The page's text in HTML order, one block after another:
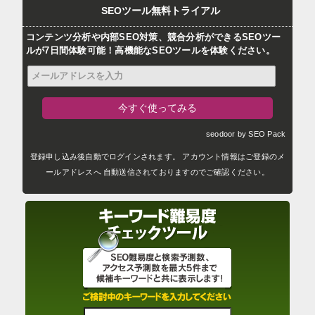
SEOツール無料トライアル
コンテンツ分析や内部SEO対策、競合分析ができるSEOツー
ルが7日間体験可能！高機能なSEOツールを体験ください。
seodoor by SEO Pack
登録申し込み後自動でログインされます。 アカウント情報はご登録のメ
ールアドレスへ 自動送信されておりますのでご確認ください。